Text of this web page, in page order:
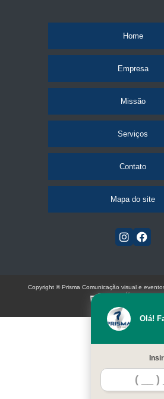
Home
Empresa
Missão
Serviços
Contato
Mapa do site
Olá!
Copyright © Prisma Comunicação visual e